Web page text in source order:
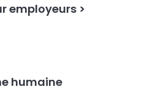
employeurs >
humaine